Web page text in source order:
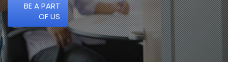
BE A PART
OF US